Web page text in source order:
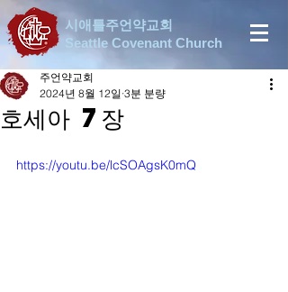
시애틀주언약교회
Seattle Covenant Church
호세아 7장
주언약교회
2024년 8월 12일 3분 분량
https://youtu.be/lcSOAgsK0mQ